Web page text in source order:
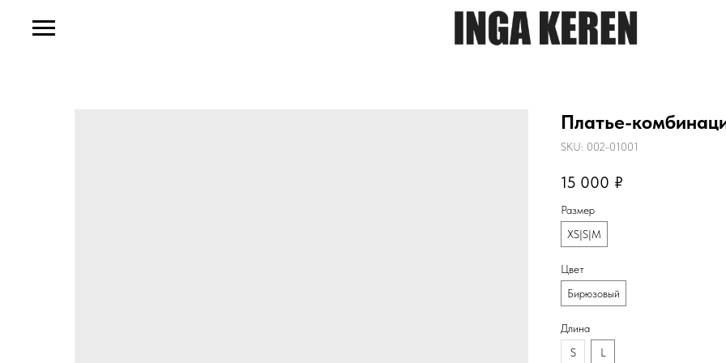
Платье-
SKU: 002-01001
15 000 ₽
Размер
XS|S|M
Цвет
Бирюзовый
Длина
S
L